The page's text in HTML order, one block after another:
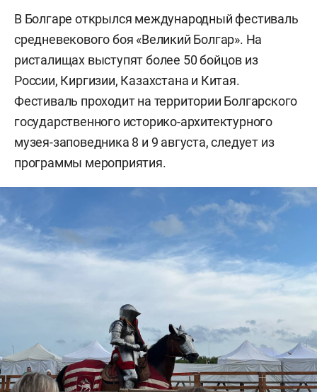
В Болгаре открылся международный фестиваль
средневекового боя «Великий Болгар». На
ристалищах выступят более 50 бойцов из
России, Киргизии, Казахстана и Китая.
Фестиваль проходит на территории Болгарского
государственного историко-архитектурного
музея-заповедника 8 и 9 августа, следует из
программы мероприятия.